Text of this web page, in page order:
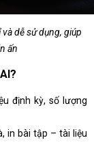
dễ sử dụng, giúp
ấn
định kỳ, số lượng
in bài tập – tài liệu